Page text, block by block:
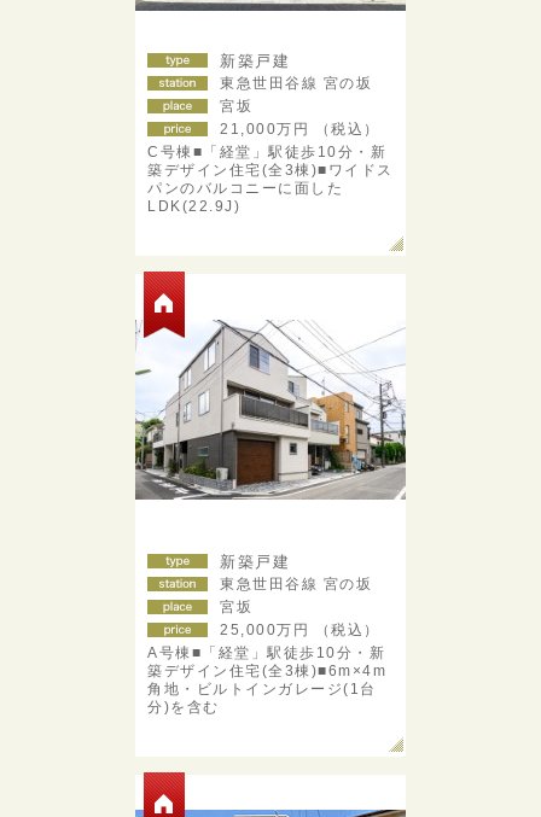
新築戸建
東急世田谷線 宮の坂
宮坂
21,000万円 （税込）
C号棟■「経堂」駅徒歩10分・新
築デザイン住宅(全3棟)■ワイドス
パンのバルコニーに面した
LDK(22.9J)
新築戸建
東急世田谷線 宮の坂
宮坂
25,000万円 （税込）
A号棟■「経堂」駅徒歩10分・新
築デザイン住宅(全3棟)■6m×4m
角地・ビルトインガレージ(1台
分)を含む